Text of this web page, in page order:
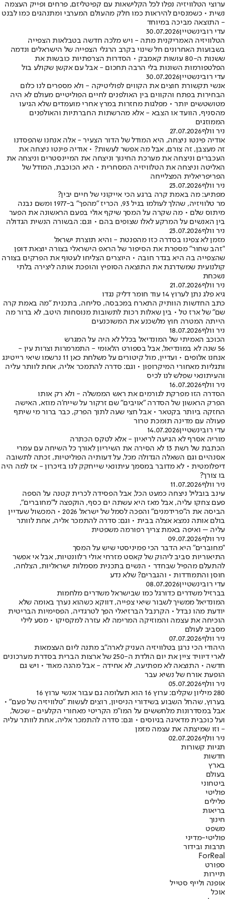
ערוצי הטלוויזיה נפלו לכל הקלישאות עם קפיטליזם, פרחים ופייק העצמה
נשית • כשמנסים להיראות כמו חלק מהעולם המערבי ומתנהגים כמו לבנט
- התוצאה מביכה במיוחד
עדי רובינשטיין30.07.2026
הטלוויזיה האמריקנית מתה - ויש מלכה חדשה בטבלאות הצפייה
בשבועות האחרונים חל שינוי בקרב הרגלי הצפייה של הישראלים ונדמה
ששנות ה-80 עושות קאמבק • הסדרות הצרפתיות כובשות את
הפלטפורמות השונות בלי הרבה תחכום - אבל עם אקשן שקולע בול
עדי רובינשטיין30.07.2026
אנשי תקשורת חוצים את הקווים לפוליטיקה - ולא מספרים לנו כלום
הבחירות בפתח והקווים בין האולפנים לחיים הפוליטיים מעולם לא היה
מטושטשים יותר • מפלגות מחזרות במרץ אחרי מועמדים שלא הגיעו
מהסניף, הוועד או הצבא - אלא מהרשתות החברתיות והאולפנים
הממוזגים
ניר וולף27.07.2026
אודיה פינטו ניצחה, היא המודל של הדור הצעיר - אלה אנחנו שהפסדנו
זה מעצבן, זה צורם, אבל מה אפשר לעשות? • אודיה פינטו ניצחה את
העכברים וניצחה את מערכת החינוך וניצחה את המיינסטרים וניצחה את
האליטה וניצחה את הטלוויזיה המסחרית • היא הכוכבת, המודל של
הפריפריאלית המצלייחה
ניר וולף23.07.2026
מפתיע: מה באמת קרה ברגע הכי אייקוני של חיים יבין?
מר טלוויזיה, שהלך לעולמו בגיל 93, הכריז "מהפך" ב-1977 ומשם נבנה
מיתוס שלם • מה שקרה על המסך שיקף אולי בפעם הראשונה את הפער
בין האנשים על המרקע לאלו שצופים בהם • וגם: הבשורה הנשית הגדולה
ניר וולף23.07.2026
מזמן לא צפינו בסדרה כזו מהפנטת - והיא תוצרת ישראל
"זהב שחור" מספרת את הסיפור של הראפ הישראלי בצורה יוצאת דופן
שהצפייה בה היא בגדר חובה • היוצרים הצליחו לעטוף את הפרקים בצורה
קולנועית שמשדרגת את התוצאה הסופיץ והופכת אותה ליצירה בלתי
נשכחת
ניר וולף21.07.2026
גיא פלג נתן לערוץ 14 עוד חומר דליק נגדו
כתב החדשות הוותיק התארח במכבסה, סליחה, בתכנית ״מה באמת קרה
שם״ של ארז טל • בין שאלות רכות לתשובות מנוסחות היטב, לא ברור מה
הייתה המטרה חוץ מלשכנע את המשוכנעים
ניר וולף18.07.2026
הכוכב האמיתי של המונדיאל בכלל לא היה על המגרש
56 שנה לא במונדיאל, אבל בספורט הלאומי - התמרמרות וצרות עין -
אנחנו אלופים • ועדיין, מול קיטורים על משלחת כאן 11 נרשמו שיאי רייטינג
ותגליות מאחורי המיקרופון • וגם: סדרה להתמכר אליה, אחת לוותר עליה
והעיתונאי שפלש לנו לכיס
ניר וולף16.07.2026
הסדרה הזו מפרקת לגורמים את ראש הממשלה - ולא רק אותו
הפרק הראשון של הסדרה "אויבים" שם זרקור על שייח'ה מוזא, האישה
החזקה ביותר בקטאר • אבל חצי שעה לתוך הפרק, כבר ברור מי שיתף
פעולה עם מדינה תומכת טרור
עדי רובינשטיין14.07.2026
מוריה אסרף לא הגיעה לריאיון - אלא לטקס הכתרה
הכתבת של רשת 13 לא הסירה את השיריון לאורך כל השיחה עם עמרי
אסנהיים וגם השאלה הגדולה מכל, על דעותיה הפוליטיות, זכתה לתשובה
דיפלומטית • לא מדובר במסמך עיתונאי שייחקק לנו בזיכרון - אז למה היה
בו צורך?
ניר וולף11.07.2026
עינב בובליל ניצחה כמעט הכל, אבל הפסידה לכרית קטנה על הספה
פעם צחקו עליה, אבל מאז היא עשתה ים כסף, הוקפצה ל"מחוברים",
הביסה את ה"פרידמנים" והפכה לסמל של ישראל 2026 • המכשול שעדיין
בולם אותה נמצא אצלה בבית • וגם: סדרה להתמכר אליה, אחת לוותר
עליה – ואיפה באמת צריך רפורמה משפטית
ניר וולף09.07.2026
"מחוברים" היא הדבר הכי פמיניסטי שיש על המסך
התיאוריות סביב ליהוק של קאסט מזרחי אולי רלוונטיות, אבל אי אפשר
להתעלם מהפיל שבחדר • הנשים בתכנית מסמלות ישראליות, הצלחה,
חוסן והתמודדות • והגברים? שלא נדע
עדי רובינשטיין08.07.2026
בברזיל משדרים כדורגל כמו שבישראל משדרים מלחמות
המונדיאל ממשיך לשבור שיאי צפייה, דווקא כשהוא נערך באומה שלא
יודעת מהו נבדל • הקרנבל הברזיאלי הפך לטרגדיה, הפסימיות הבריטית
הוכיחה את עצמה והמוזיקה המרימה לא עזרה למקסיקו • מסע לילי
מסביב לעולם
ניר וולף07.07.2026
היהודי הכי נרגן בטלוויזיה העניק לארה"ב מתנה ליום העצמאות
לארי דיוויד ציין את יום הולדת ה-250 של ארצות הברית בסדרת מערכונים
חדשה • התוצאה לא מפתיעה, לא אחידה - אבל מהנה מאוד • ויש גם
הופעת אורח של נשיא עבר
ניר וולף05.07.2026
280 מיליון שקלים: ערוץ 16 הוא תעלומה גם עבור אנשי ערוץ 16
בערוץ, שהחל השבוע בשידורי הניסיון, רוצים לעשות "טלוויזיה של פעם" •
אבל במסדרונות מלחששים על המו"מ הקריטי מאחורי הקלעים - שכשל,
ועל כוכבית מדאיגה בגיוסים • וגם: סדרה להתמכר אליה, אחת לוותר עליה
- וזו שמיצתה את עצמה מזמן
ניר וולף02.07.2026
תגיות קשורות
חדשות
בארץ
בעולם
ביטחוני
פוליטי
פלילים
בריאות
חינוך
משפט
פוליטי-מדיני
תרבות ובידור
ForReal
ספורט
תיירות
אופנה ולייף סטייל
אוכל